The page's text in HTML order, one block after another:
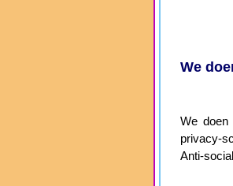
We
We doen
privacy-
Anti-